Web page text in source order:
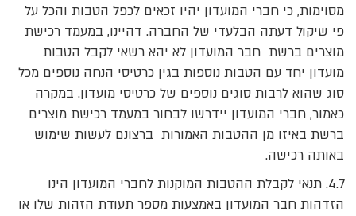
מסוימות, כי חברי המועדון יהיו זכאים לכפל הטבות והכל על
פי שיקול דעתה הבלעדי של החברה. דהיינו, במעמד רכישת
מוצרים ברשת חבר המועדון לא יהא רשאי לקבל הטבות
מועדון יחד עם הטבות נוספות בגין כרטיסי הנחה נוספים מכל
סוג שהוא לרבות סוגים נוספים של כרטיסי מועדון. במקרה
כאמור, חברי המועדון יידרשו לבחור במעמד רכישת מוצרים
ברשת באיזו מן ההטבות האמורות ברצונם לעשות שימוש
באותה רכישה.
4.7. תנאי לקבלת ההטבות המוקנות לחברי המועדון הינו
הזדהות חבר המועדון באמצעות מספר תעודת הזהות שלו או